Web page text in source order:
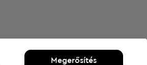
Megerősítés